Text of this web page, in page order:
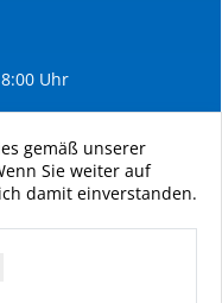
gemäß unserer
Sie weiter auf
damit einverstanden.
Uhr